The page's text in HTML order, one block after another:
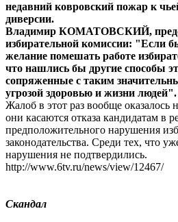
недавний ковровский пожар к
диверсии.
Владимир КОМАТОВСКИЙ,
избирательной комиссии: "Если
желание помешать работе
что нашлись бы другие способы
сопряженные с таким
угрозой здоровью и жизни людей".
Жалоб в этот раз вообще оказалось
они касаются отказа кандидатам в
предположительного нарушения
законодательства. Среди тех, что
нарушения не подтвердились.
http://www.6tv.ru/news/view/12467/
Скандал